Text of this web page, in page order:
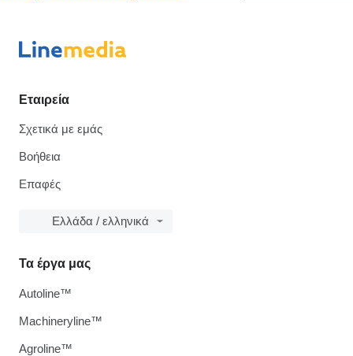
Εταιρεία
Σχετικά με εμάς
Βοήθεια
Επαφές
Ελλάδα / ελληνικά
Τα έργα μας
Autoline™
Machineryline™
Agroline™